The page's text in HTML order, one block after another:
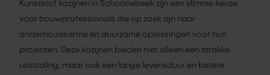
Kunststof kozijnen in Schoonebeek zijn een slimme keuze
voor bouwprofessionals die op zoek zijn naar
onderhoudsarme en duurzame oplossingen voor hun
projecten. Deze kozijnen bieden niet alleen een strakke
uitstraling, maar ook een lange levensduur en betere